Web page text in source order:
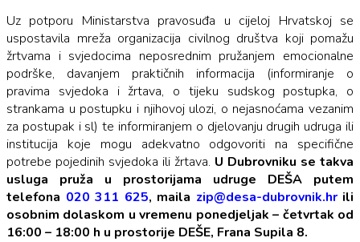
Uz potporu Ministarstva pravosuđa u cijeloj Hrvatskoj se
uspostavila mreža organizacija civilnog društva koji pomažu
žrtvama i svjedocima neposrednim pružanjem emocionalne
podrške, davanjem praktičnih informacija (informiranje o
pravima svjedoka i žrtava, o tijeku sudskog postupka, o
strankama u postupku i njihovoj ulozi, o nejasnoćama vezanim
za postupak i sl) te informiranjem o djelovanju drugih udruga ili
institucija koje mogu adekvatno odgovoriti na specifične
potrebe pojedinih svjedoka ili žrtava. U Dubrovniku se takva
usluga pruža u prostorijama udruge DEŠA putem
telefona 020 311 625, maila zip@desa-dubrovnik.hrili
osobnim dolaskom u vremenu ponedjeljak – četvrtak od
16:00 – 18:00 h u prostorije DEŠE, Frana Supila 8.